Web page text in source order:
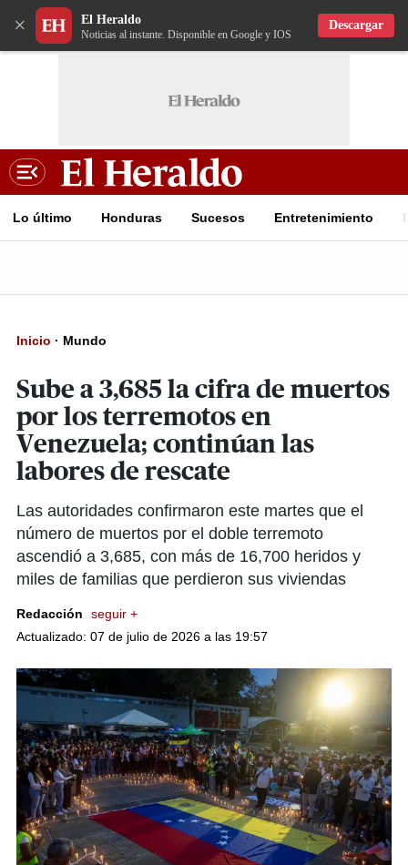
× El Heraldo
Noticias al instante. Disponible en Google y IOS
Descargar
Lo último Honduras Sucesos Entretenimiento
Inicio · Mundo
Sube a 3,685 la cifra de muertos
por los terremotos en
Venezuela; continúan las
labores de rescate
Las autoridades confirmaron este martes que el
número de muertos por el doble terremoto
ascendió a 3,685, con más de 16,700 heridos y
miles de familias que perdieron sus viviendas
Redacción
seguir +
Actualizado: 07 de julio de 2026 a las 19:57